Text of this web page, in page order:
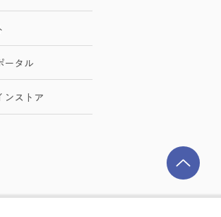
ータル
ンストア